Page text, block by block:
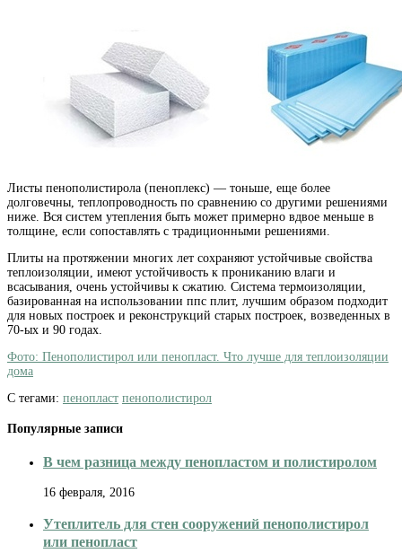
Листы пенополистирола (пеноплекс) — тоньше, еще более
долговечны, теплопроводность по сравнению со другими решениями
ниже. Вся систем утепления быть может примерно вдвое меньше в
толщине, если сопоставлять с традиционными решениями.
Плиты на протяжении многих лет сохраняют устойчивые свойства
теплоизоляции, имеют устойчивость к прониканию влаги и
всасывания, очень устойчивы к сжатию. Система термоизоляции,
базированная на использовании ппс плит, лучшим образом подходит
для новых построек и реконструкций старых построек, возведенных в
70-ых и 90 годах.
Фото: Пенополистирол или пенопласт. Что лучше для теплоизоляции
дома
С тегами: пенопласт пенополистирол
Популярные записи
В чем разница между пенопластом и полистиролом
16 февраля, 2016
Утеплитель для стен сооружений пенополистирол
или пенопласт